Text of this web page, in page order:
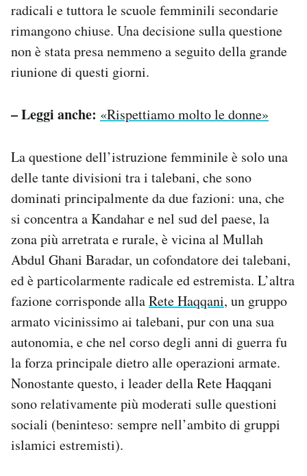
radicali e tuttora le scuole femminili secondarie
rimangono chiuse. Una decisione sulla questione
non è stata presa nemmeno a seguito della grande
riunione di questi giorni.
– Leggi anche: «Rispettiamo molto le donne»
La questione dell’istruzione femminile è solo una
delle tante divisioni tra i talebani, che sono
dominati principalmente da due fazioni: una, che
si concentra a Kandahar e nel sud del paese, la
zona più arretrata e rurale, è vicina al Mullah
Abdul Ghani Baradar, un cofondatore dei talebani,
ed è particolarmente radicale ed estremista. L’altra
fazione corrisponde allaRete Haqqani, un gruppo
armato vicinissimo ai talebani, pur con una sua
autonomia, e che nel corso degli anni di guerra fu
la forza principale dietro alle operazioni armate.
Nonostante questo, i leader della Rete Haqqani
sono relativamente più moderati sulle questioni
sociali (beninteso: sempre nell’ambito di gruppi
islamici estremisti).